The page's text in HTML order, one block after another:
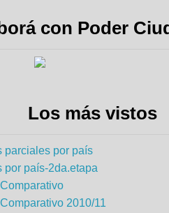
con Poder
Los más vistos
parciales por país
por país-2da.etapa
2010/11